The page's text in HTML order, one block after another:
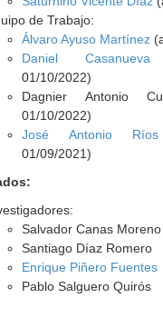
de Trabajo:
Álvaro Ayuso Martínez
Daniel
01/10/2022)
Dagnier Antonio
01/10/2022)
José Antonio
01/09/2021)
Salvador Canas Moreno
Santiago Díaz Romero
Enrique Piñero Fuentes
Pablo Salguero Quirós